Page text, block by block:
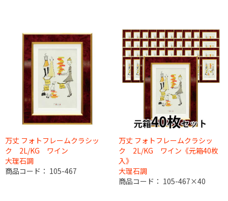
万丈 フォトフレームクラシッ
ク 2L/KG ワイン
大理石調
商品コード： 105-467
万丈 フォトフレームクラシッ
ク 2L/KG ワイン《元箱40枚
入》
大理石調
商品コード： 105-467×40